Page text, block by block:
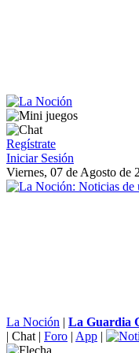
Regístrate
Iniciar Sesión
Viernes, 07 de Agosto de
La Noción | La Guardia
| Chat | Foro | App |